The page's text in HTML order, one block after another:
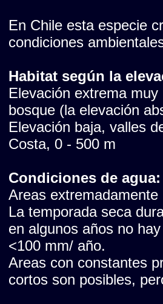
En Chile esta especie
condiciones
Habitat según la
Elevación extrema
bosque (la elevación
Elevación baja, valles
Costa, 0 - 500 m
Condiciones de agua:
Areas
La temporada seca
en algunos años no
<100 mm/ año.
Areas con constantes
cortos son posibles,